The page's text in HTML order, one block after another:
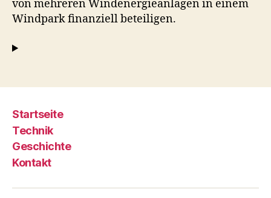
von mehreren Windenergieanlagen in einem
Windpark finanziell beteiligen.
Startseite
Technik
Geschichte
Kontakt